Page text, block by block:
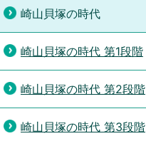
崎山貝塚の時代
崎山貝塚の時代 第1段階
崎山貝塚の時代 第2段階
崎山貝塚の時代 第3段階